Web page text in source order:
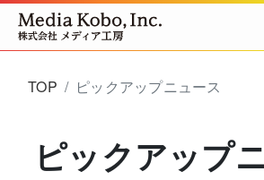
TOP ピックアップニュース
ピックアップ